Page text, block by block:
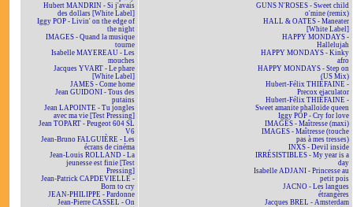
Hubert MANDRIN - Si j'avais
des dollars [White Label]
Iggy POP - Livin' on the edge of
the night
IMAGES - Quand la musique
tourne
Isabelle MAYEREAU - Les
mouches
Jacques YVART - Le phare
[White Label]
JAMES - Come home
Jean GUIDONI - Tous des
putains
Jean LAPOINTE - Tu jongles
avec ma vie [Test Pressing]
Jean TOPART - Peugeot 604 SL
V6
Jean-Bruno FALGUIÈRE - Les
écrans de cinéma
Jean-Louis ROLLAND - La
jeunesse est finie [Test
Pressing]
Jean-Patrick CAPDEVIELLE -
Born to cry
JEAN-PHILIPPE - Pardonne
Jean-Pierre CASSEL - On
GUNS N'ROSES - Sweet child
o'mine (remix)
HALL & OATES - Maneater
[White Label]
HAPPY MONDAYS -
Hallelujah
HAPPY MONDAYS - Kinky
afro
HAPPY MONDAYS - Step on
(US Mix)
Hubert-Félix THIÉFAINE -
Precox ejaculator
Hubert-Félix THIÉFAINE -
Sweet amanite phalloïde queen
Iggy POP - Cry for love
IMAGES - Maîtresse (maxi)
IMAGES - Maîtresse (touche
pas à mes tresses)
INXS - Devil inside
IRRÉSISTIBLES - My year is a
day
Isabelle ADJANI - Princesse au
petit pois
JACNO - Les langues
étrangères
Jacques BREL - Amsterdam